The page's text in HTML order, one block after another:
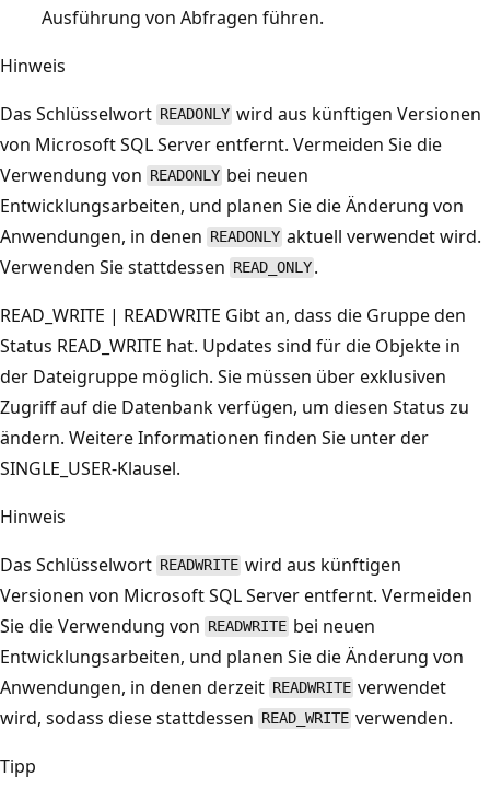
Ausführung von Abfragen führen.
Hinweis
Das Schlüsselwort READONLY wird aus künftigen Versionen
von Microsoft SQL Server entfernt. Vermeiden Sie die
Verwendung von READONLY bei neuen
Entwicklungsarbeiten, und planen Sie die Änderung von
Anwendungen, in denen READONLY aktuell verwendet wird.
Verwenden Sie stattdessen READ_ONLY .
READ_WRITE | READWRITE Gibt an, dass die Gruppe den
Status READ_WRITE hat. Updates sind für die Objekte in
der Dateigruppe möglich. Sie müssen über exklusiven
Zugriff auf die Datenbank verfügen, um diesen Status zu
ändern. Weitere Informationen finden Sie unter der
SINGLE_USER-Klausel.
Hinweis
Das Schlüsselwort READWRITE wird aus künftigen
Versionen von Microsoft SQL Server entfernt. Vermeiden
Sie die Verwendung von READWRITE bei neuen
Entwicklungsarbeiten, und planen Sie die Änderung von
Anwendungen, in denen derzeit READWRITE verwendet
wird, sodass diese stattdessen READ_WRITE verwenden.
Tipp